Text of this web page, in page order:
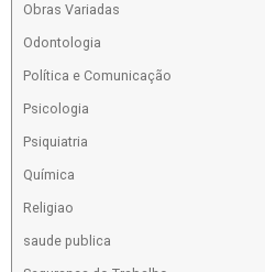
Obras Variadas
Odontologia
Política e Comunicação
Psicologia
Psiquiatria
Química
Religiao
saude publica